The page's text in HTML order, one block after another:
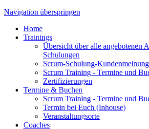
Navigation überspringen
Home
Trainings
Übersicht über alle angebotenen
Schulungen
Scrum-Schulung-
Scrum Training - Termine und
Zertifizierungen
Termine & Buchen
Scrum Training - Termine und
Termin bei Euch (Inhouse)
Veranstaltungsorte
Coaches